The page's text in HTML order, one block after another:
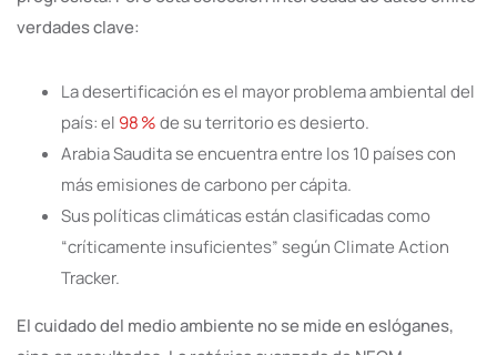
verdades clave:
La desertificación es el mayor problema ambiental del
país: el 98 %de su territorio es desierto.
Arabia Saudita se encuentra entre los 10 países con
más emisiones de carbono per cápita.
Sus políticas climáticas están clasificadas como
“críticamente insuficientes” según Climate Action
Tracker.
El cuidado del medio ambiente no se mide en eslóganes,